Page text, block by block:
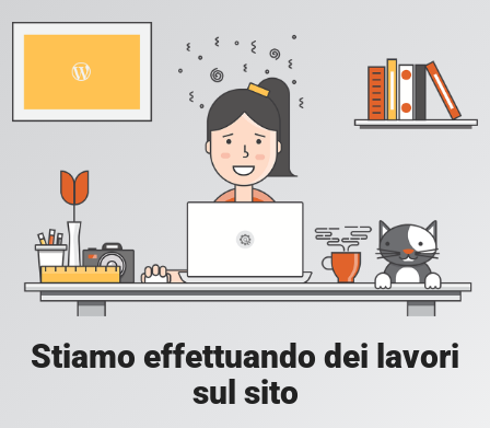
Stiamo effettuando dei lavori
sul sito